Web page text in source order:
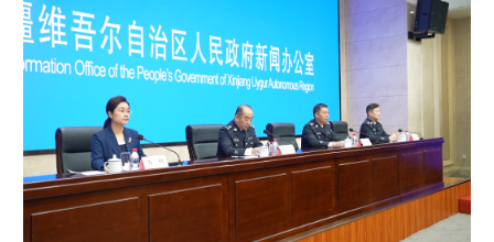
新疆 内蒙古
多语种频道
English Español Français عربى
Русский язык 日本語 한국어